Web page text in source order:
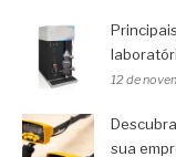
12 de
sua